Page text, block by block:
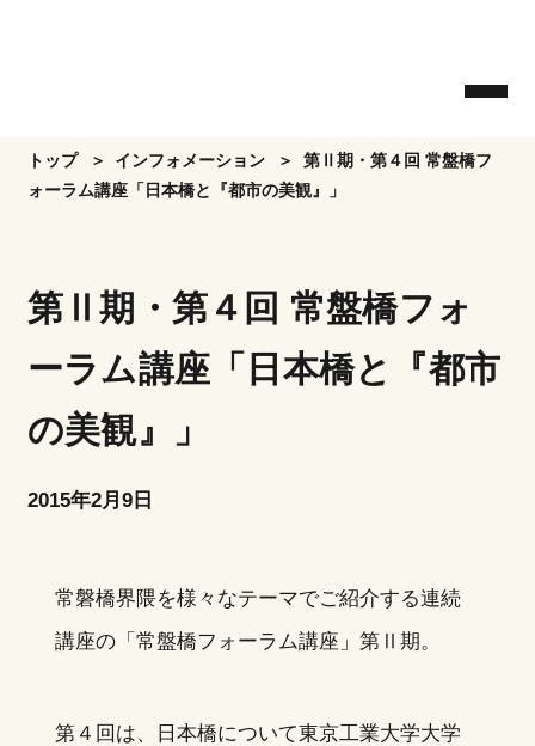
content
トップ インフォメーション
第Ⅱ期・第４回 常盤橋フ
ォーラム講座「日本橋と『都市の美観』」
第Ⅱ期・第４回 常盤橋フォ
ーラム講座「日本橋と『都市
の美観』」
2015年2月9日
常磐橋界隈を様々なテーマでご紹介する連続
講座の「常盤橋フォーラム講座」第Ⅱ期。
第４回は、日本橋について東京工業大学大学